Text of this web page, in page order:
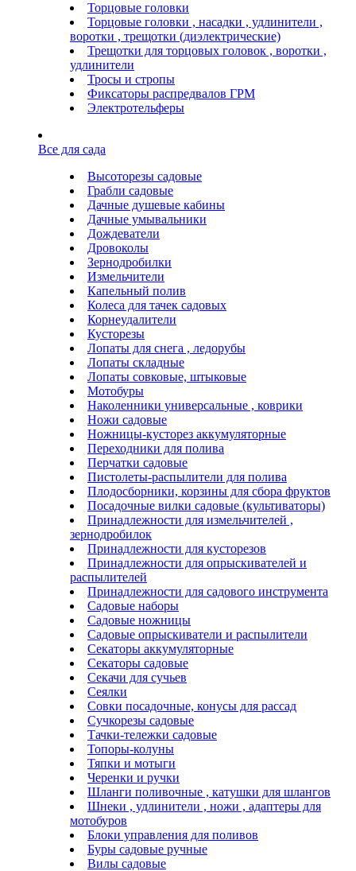
Торцовые головки
Торцовые головки , насадки , удлинители ,
воротки , трещотки (диэлектрические)
Трещотки для торцовых головок , воротки ,
удлинители
Тросы и стропы
Фиксаторы распредвалов ГРМ
Электротельферы
Все для сада
Высоторезы садовые
Грабли садовые
Дачные душевые кабины
Дачные умывальники
Дождеватели
Дровоколы
Зернодробилки
Измельчители
Капельный полив
Колеса для тачек садовых
Корнеудалители
Кусторезы
Лопаты для снега , ледорубы
Лопаты складные
Лопаты совковые, штыковые
Мотобуры
Наколенники универсальные , коврики
Ножи садовые
Ножницы-кусторез аккумуляторные
Переходники для полива
Перчатки садовые
Пистолеты-распылители для полива
Плодосборники, корзины для сбора фруктов
Посадочные вилки садовые (культиваторы)
Принадлежности для измельчителей ,
зернодробилок
Принадлежности для кусторезов
Принадлежности для опрыскивателей и
распылителей
Принадлежности для садового инструмента
Садовые наборы
Садовые ножницы
Садовые опрыскиватели и распылители
Секаторы аккумуляторные
Секаторы садовые
Секачи для сучьев
Сеялки
Совки посадочные, конусы для рассад
Сучкорезы садовые
Тачки-тележки садовые
Топоры-колуны
Тяпки и мотыги
Черенки и ручки
Шланги поливочные , катушки для шлангов
Шнеки , удлинители , ножи , адаптеры для
мотобуров
Блоки управления для поливов
Буры садовые ручные
Вилы садовые